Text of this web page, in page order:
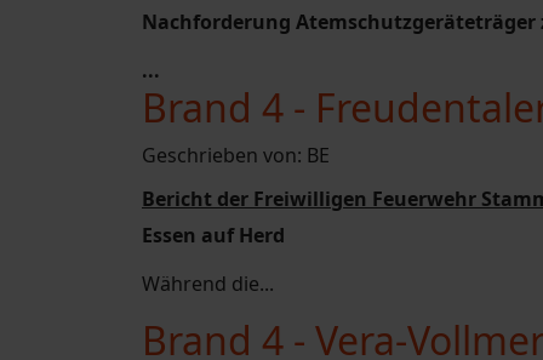
Nachforderung
...
Brand 4 -
Geschrieben von: BE
Bericht der Freiwilligen Feuerwehr
Essen auf Herd
Während die...
Brand 4 - Vera-